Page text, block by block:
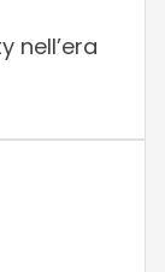
nell’era